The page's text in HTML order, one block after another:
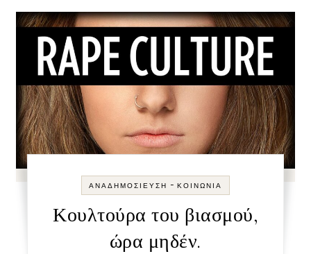
ΑΝΑΔΗΜΟΣΊΕΥΣΗ - ΚΟΙΝΩΝΊΑ
Κουλτούρα του βιασμού,
ώρα μηδέν.